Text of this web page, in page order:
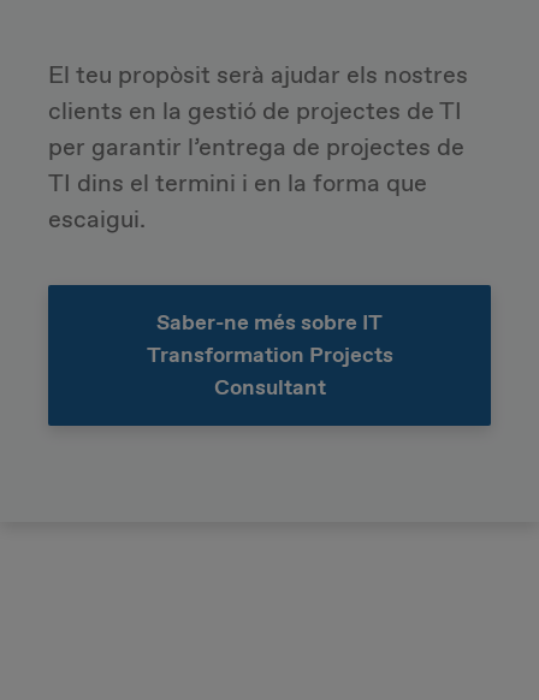
El teu propòsit serà ajudar els nostres
clients en la gestió de projectes de TI
per garantir l’entrega de projectes de
TI dins el termini i en la forma que
escaigui.
Saber-ne més sobre IT
Transformation Projects
Consultant